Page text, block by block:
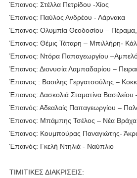
Έπαινος: Στέλλα Πετρίδου -Χίος
Έπαινος: Παύλος Ανδρέου - Λάρνακα
Έπαινος: Ολυμπία Θεοδοσίου – Πέραμα,
Έπαινος: Θέμις Τάταρη – Μπιλλήρη-
Έπαινος: Ντόρα Παπαγεωργίου
Έπαινος: Διονυσία Λαμπαδαρίου –
Έπαινος : Βασιλης Γεργατσούλης –
Έπαινος: Δασκολιά Σταματίνα
Έπαινός: Αδεαλαίς Παπαγεωργίου –
Έπαινος: Μπάμπης Τσέλος – Νέα Βράχα
Έπαινος: Κουμπούρας Παναγιώτης-
Έπαινός: Γκελή Ντηλιά - Ναύπλιο
ΤΙΜΙΤΙΚΕΣ ΔΙΑΚΡΙΣΕΙΣ: